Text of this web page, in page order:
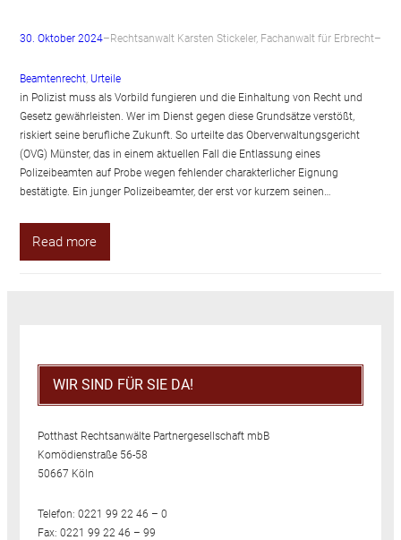
30. Oktober 2024– Rechtsanwalt Karsten Stickeler, Fachanwalt für Erbrecht–
Beamtenrecht, Urteile
in Polizist muss als Vorbild fungieren und die Einhaltung von Recht und
Gesetz gewährleisten. Wer im Dienst gegen diese Grundsätze verstößt,
riskiert seine berufliche Zukunft. So urteilte das Oberverwaltungsgericht
(OVG) Münster, das in einem aktuellen Fall die Entlassung eines
Polizeibeamten auf Probe wegen fehlender charakterlicher Eignung
bestätigte. Ein junger Polizeibeamter, der erst vor kurzem seinen…
Read more
WIR SIND FÜR SIE DA!
Potthast Rechtsanwälte Partnergesellschaft mbB
Komödienstraße 56-58
50667 Köln
Telefon: 0221 99 22 46 – 0
Fax: 0221 99 22 46 – 99